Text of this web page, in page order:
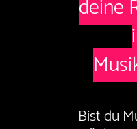
deine
Bist du